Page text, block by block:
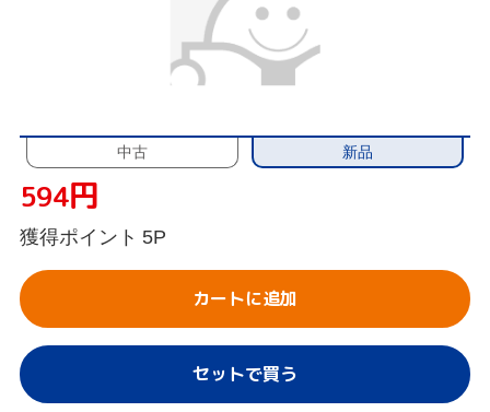
中古 新品
594円
獲得ポイント 5P
カートに追加
セットで買う